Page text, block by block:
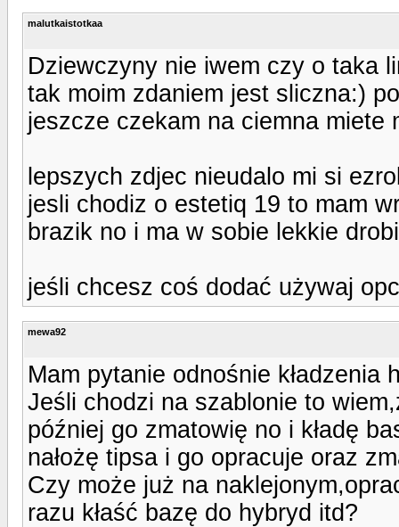
malutkaistotkaa
Dziewczyny nie iwem czy o taka
tak moim zdaniem jest sliczna:)
jeszcze czekam na ciemna
lepszych zdjec nieudalo mi si
jesli chodiz o estetiq 19 to mam
brazik no i ma w sobie lekkie
jeśli chcesz coś dodać używaj
mewa92
Mam pytanie odnośnie kładzenia
Jeśli chodzi na szablonie to
później go zmatowię no i kładę
nałożę tipsa i go opracuje oraz
Czy może już na
razu kłaść bazę do hybryd itd?